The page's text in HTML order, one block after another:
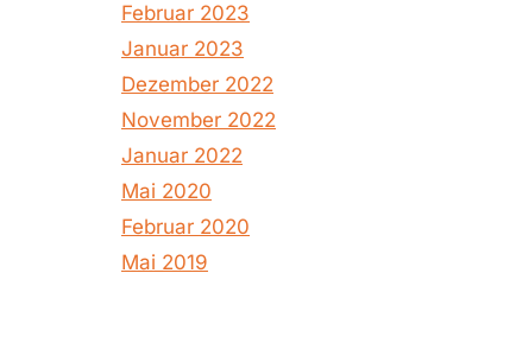
Februar 2023
Januar 2023
Dezember 2022
November 2022
Januar 2022
Mai 2020
Februar 2020
Mai 2019